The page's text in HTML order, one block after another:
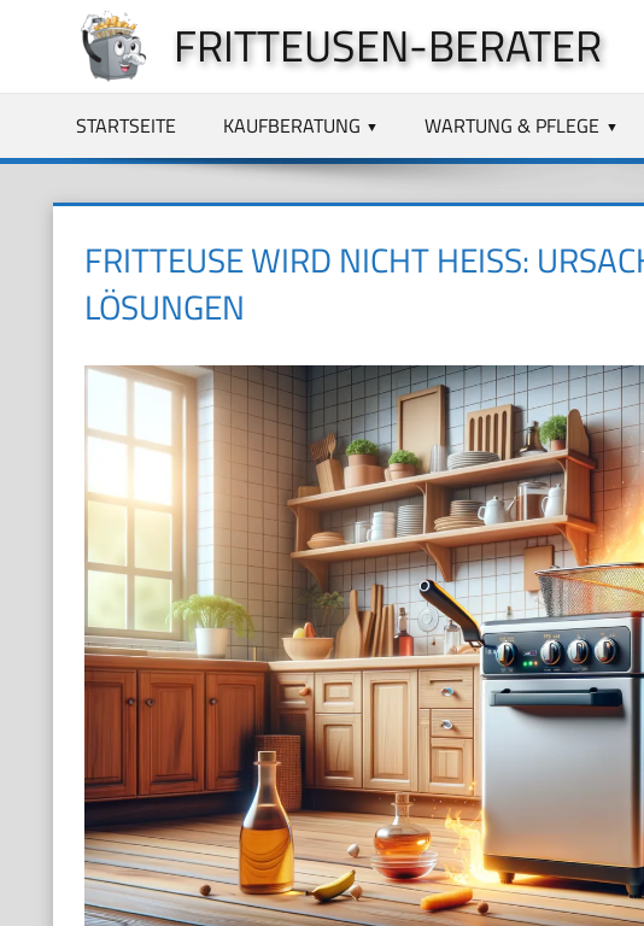
springen
FRITTEUSEN-BERATER
STARTSEITE KAUFBERATUNG WARTUNG & PFLEGE
FRITTEUSE WIRD NICHT HEISS:
ÖSUNGEN